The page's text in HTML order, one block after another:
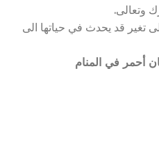
وتعالى.
تغير قد يحدث في حياتها الى
أحمر في المنام